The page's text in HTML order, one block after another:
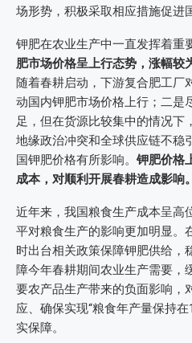
场形势，积极采取相应措施促进
钾肥在农业生产中一直发挥着重
肥市场价格呈上行态势，涨幅较
随着春耕启动，下游复合肥工厂
动国内钾肥市场价格上行；二是
足，但在货源比较集中的情况下
地缘政治冲突和全球供应链不稳
国钾肥价格有所影响。 钾肥价格
成本，对顺利开展春耕造成影响。
近年来，我国粮食生产成本呈高
平对粮食生产的影响更加明显。
时出台相关政策保障钾肥供给，
障今年春耕期间农业生产需要，
要农产品生产带来的负面影响，
应、确保实现“粮食年产量保持
实保障。